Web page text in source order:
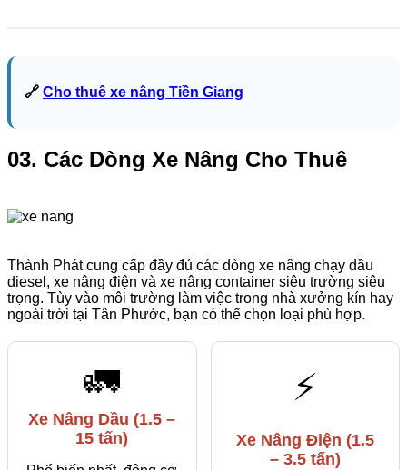
🔗 Cho thuê xe nâng Tiền Giang
03. Các Dòng Xe Nâng Cho Thuê
Thành Phát cung cấp đầy đủ các dòng xe nâng chạy dầu
diesel, xe nâng điện và xe nâng container siêu trường siêu
trọng. Tùy vào môi trường làm việc trong nhà xưởng kín hay
ngoài trời tại Tân Phước, bạn có thể chọn loại phù hợp.
🚛
Xe Nâng Dầu (1.5 –
15 tấn)
⚡
Xe Nâng Điện (1.5
– 3.5 tấn)